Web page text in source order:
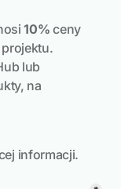
10% ceny
lub
na
informacji.